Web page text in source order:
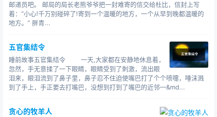
邮递员吧。 邮局的局长老熊爷爷把一封难寄的信交给杜比，信封上写
着：“小心!千万别碰碎了!寄到一个温暖的地方，一个从早到晚都温暖的
地方。” 胖青...
五官集结令
睡前故事五官集结令 一天,大家都在安静地休息着，
忽然，手无意揉了一下眼睛，眼睛受到了刺激，流出眼
泪来，眼泪流到了鼻子里，鼻子忍不住迫使嘴巴打了个个喷嚏，唾沫溅
到了手上，手正要去打嘴巴，没想到打到了嘴巴的近邻—&md...
贪心的牧羊人